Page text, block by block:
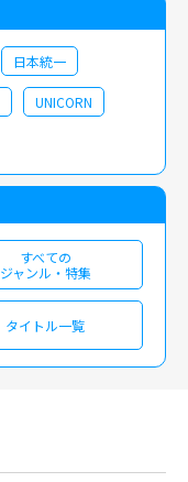
日本統一
UNICORN
すべての
ジャンル・特集
タイトル一覧